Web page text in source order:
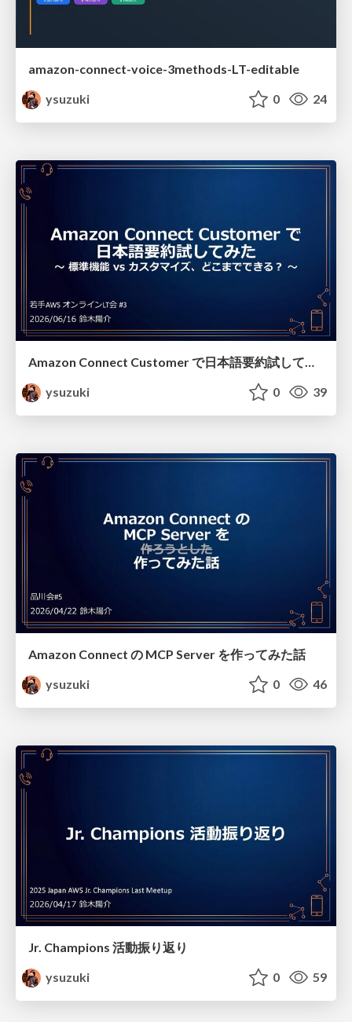
amazon-connect-voice-3methods-LT-editable
ysuzuki
0 24
Amazon Connect Customer で 日本語要約試してみた 〜 標準機能 vs カスタマイズ、どこまでできる？ 〜
ysuzuki
0 39
Amazon Connect の MCP Server を作ってみた話
ysuzuki
0 46
Jr. Champions 活動振り返り
ysuzuki
0 59